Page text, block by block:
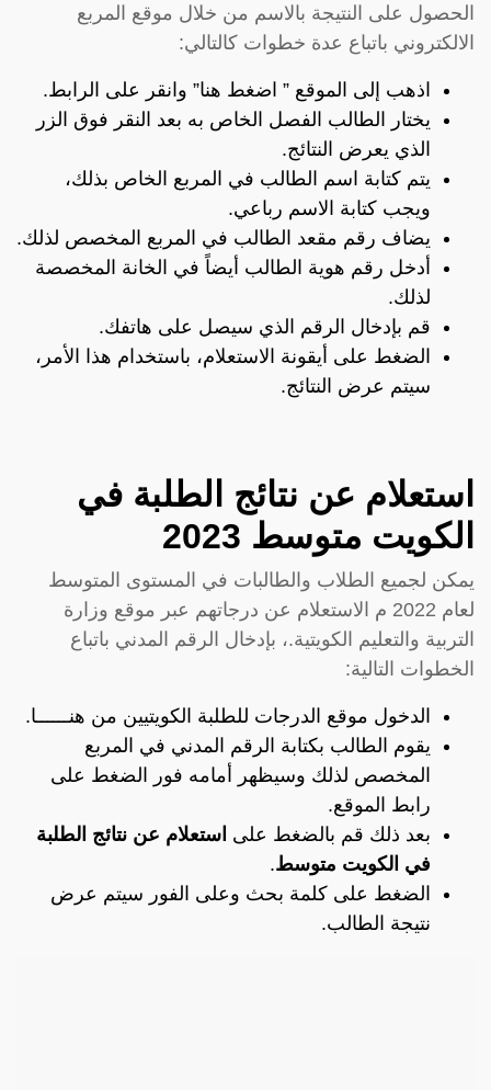
الحصول على النتيجة بالاسم من خلال موقع المربع
الالكتروني باتباع عدة خطوات كالتالي:
اذهب إلى الموقع ” اضغط هنا” وانقر على الرابط.
يختار الطالب الفصل الخاص به بعد النقر فوق الزر
الذي يعرض النتائج.
يتم كتابة اسم الطالب في المربع الخاص بذلك،
ويجب كتابة الاسم رباعي.
يضاف رقم مقعد الطالب في المربع المخصص لذلك.
أدخل رقم هوية الطالب أيضاً في الخانة المخصصة
لذلك.
قم بإدخال الرقم الذي سيصل على هاتفك.
الضغط على أيقونة الاستعلام، باستخدام هذا الأمر،
سيتم عرض النتائج.
استعلام عن نتائج الطلبة في
الكويت متوسط 2023
يمكن لجميع الطلاب والطالبات في المستوى المتوسط
لعام 2022 م الاستعلام عن درجاتهم عبر موقع وزارة
التربية والتعليم الكويتية.، بإدخال الرقم المدني باتباع
الخطوات التالية:
الدخول موقع الدرجات للطلبة الكويتيين من هنــــــا.
يقوم الطالب بكتابة الرقم المدني في المربع
المخصص لذلك وسيظهر أمامه فور الضغط على
رابط الموقع.
بعد ذلك قم بالضغط على استعلام عن نتائج الطلبة
في الكويت متوسط.
الضغط على كلمة بحث وعلى الفور سيتم عرض
نتيجة الطالب.